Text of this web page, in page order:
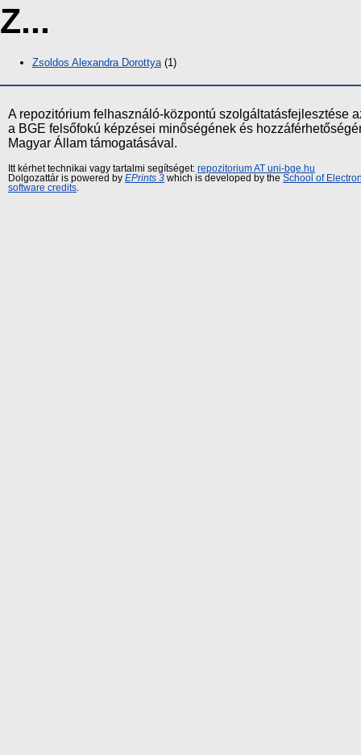
Z...
Zsoldos Alexandra Dorottya (1)
A repozitórium felhasználó-központú szolgáltatásfejlesztése
a BGE felsőfokú képzései minőségének és
Magyar Állam támogatásával.
Itt kérhet technikai vagy tartalmi segítséget: repozitorium AT uni-bge.hu
Dolgozattár is powered by EPrints 3 which is developed by the School of
software credits